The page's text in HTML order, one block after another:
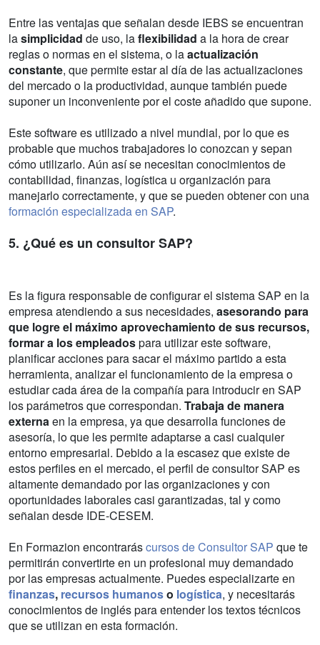
Entre las ventajas que señalan desde IEBS se encuentran
lasimplicidad de uso, laflexibilidad a la hora de crear
reglas o normas en el sistema, o laactualización
constante, que permite estar al día de las actualizaciones
del mercado o la productividad, aunque también puede
suponer un inconveniente por el coste añadido que supone.
Este software es utilizado a nivel mundial, por lo que es
probable que muchos trabajadores lo conozcan y sepan
cómo utilizarlo. Aún así se necesitan conocimientos de
contabilidad, finanzas, logística u organización para
manejarlo correctamente, y que se pueden obtener con una
formación especializada en SAP.
5. ¿Qué es un consultor SAP?
Es la figura responsable de configurar el sistema SAP en la
empresa atendiendo a sus necesidades, asesorando para
que logre el máximo aprovechamiento de sus recursos,
formar a los empleadospara utilizar este software,
planificar acciones para sacar el máximo partido a esta
herramienta, analizar el funcionamiento de la empresa o
estudiar cada área de la compañía para introducir en SAP
los parámetros que correspondan. Trabaja de manera
externa en la empresa, ya que desarrolla funciones de
asesoría, lo que les permite adaptarse a casi cualquier
entorno empresarial. Debido a la escasez que existe de
estos perfiles en el mercado, el perfil de consultor SAP es
altamente demandado por las organizaciones y con
oportunidades laborales casi garantizadas, tal y como
señalan desde IDE-CESEM.
En Formazion encontraráscursos de Consultor SAP que te
permitirán convertirte en un profesional muy demandado
por las empresas actualmente. Puedes especializarte en
finanzas, recursos humanoso logística, y necesitarás
conocimientos de inglés para entender los textos técnicos
que se utilizan en esta formación.